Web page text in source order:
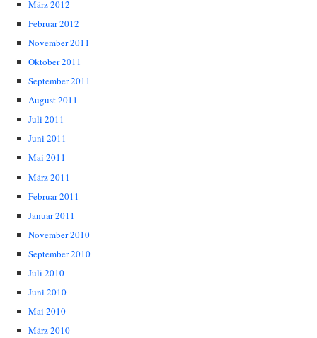
März 2012
Februar 2012
November 2011
Oktober 2011
September 2011
August 2011
Juli 2011
Juni 2011
Mai 2011
März 2011
Februar 2011
Januar 2011
November 2010
September 2010
Juli 2010
Juni 2010
Mai 2010
März 2010